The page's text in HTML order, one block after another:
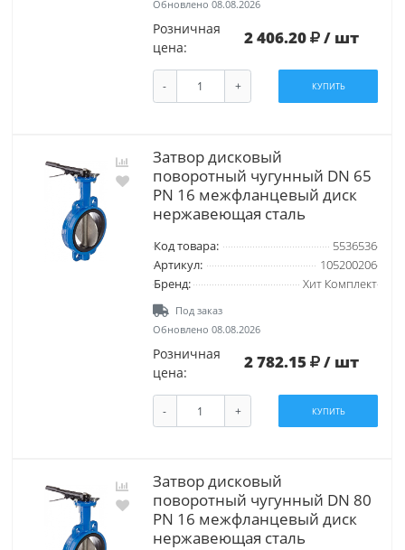
Обновлено 08.08.2026
Розничная
цена:
2 406.20 / шт
- + КУПИТЬ
Затвор дисковый
поворотный чугунный DN 65
PN 16 межфланцевый диск
нержавеющая сталь
Код товара:
5536536
Артикул:
105200206
Бренд:
Хит Комплект
Под заказ
Обновлено 08.08.2026
Розничная
цена:
2 782.15 / шт
- + КУПИТЬ
Затвор дисковый
поворотный чугунный DN 80
PN 16 межфланцевый диск
нержавеющая сталь